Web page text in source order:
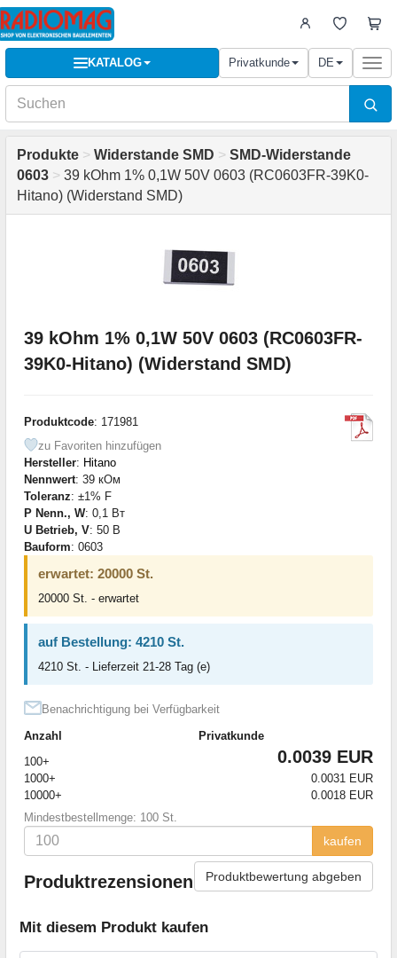
KATALOG Privatkunde DE
Produkte > Widerstande SMD > SMD-Widerstande
0603 > 39 kOhm 1% 0,1W 50V 0603 (RC0603FR-39K0-
Hitano) (Widerstand SMD)
39 kOhm 1% 0,1W 50V 0603 (RC0603FR-
39K0-Hitano) (Widerstand SMD)
Produktcode: 171981
zu Favoriten hinzufügen
Hersteller: Hitano
Nennwert: 39 кОм
Toleranz: ±1% F
P Nenn., W: 0,1 Вт
U Betrieb, V: 50 В
Bauform: 0603
erwartet: 20000 St.
20000 St. - erwartet
auf Bestellung: 4210 St.
4210 St. - Lieferzeit 21-28 Tag (e)
Benachrichtigung bei Verfügbarkeit
Anzahl
Privatkunde
100+
0.0039 EUR
1000+
0.0031 EUR
10000+
0.0018 EUR
Mindestbestellmenge: 100 St.
kaufen
Produktrezensionen Produktbewertung abgeben
Mit diesem Produkt kaufen